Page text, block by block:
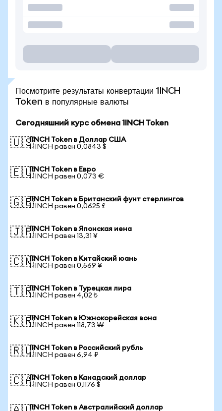
Посмотрите результаты конвертации 1INCH
Token в популярные валюты
Сегодняшний курс обмена 1INCH Token
🇺🇸1INCH Token в Доллар США
1 1INCH равен 0,0843 $
🇪🇺1INCH Token в Евро
1 1INCH равен 0,073 €
🇬🇧1INCH Token в Британский фунт стерлингов
1 1INCH равен 0,0625 £
🇯🇵1INCH Token в Японская иена
1 1INCH равен 13,31 ¥
🇨🇳1INCH Token в Китайский юань
1 1INCH равен 0,569 ¥
🇹🇷1INCH Token в Турецкая лира
1 1INCH равен 4,02 ₺
🇰🇷1INCH Token в Южнокорейская вона
1 1INCH равен 118,73 ₩
🇷🇺1INCH Token в Российский рубль
1 1INCH равен 6,94 ₽
🇨🇦1INCH Token в Канадский доллар
1 1INCH равен 0,1176 $
1INCH Token в Австралийский доллар